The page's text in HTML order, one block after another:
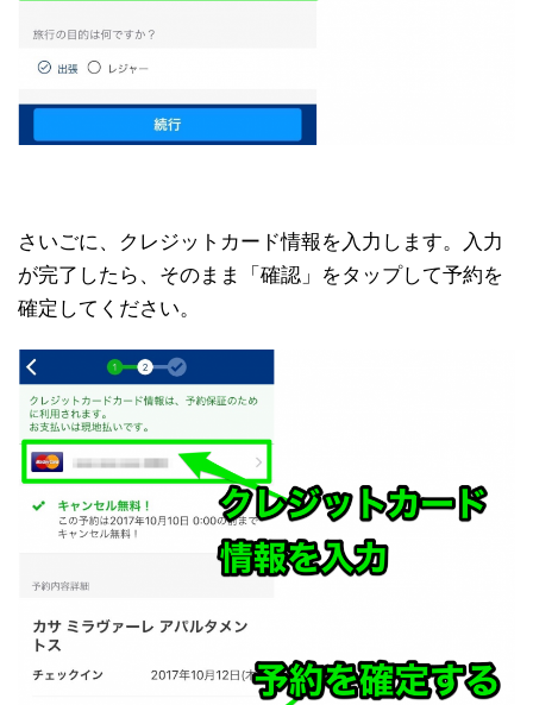
さいごに、クレジットカード情報を入力します。入力
が完了したら、そのまま「確認」をタップして予約を
確定してください。